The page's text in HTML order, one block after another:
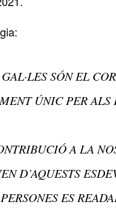
SÓN EL
ÚNIC PER ALS
A LA
D’AQUESTS
ES